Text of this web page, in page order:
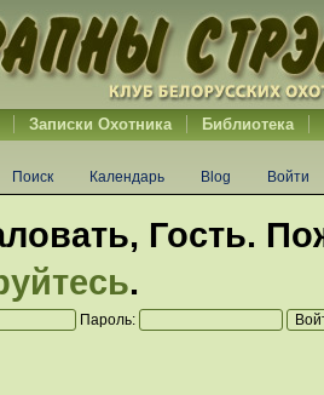
Записки Охотника Библиотека
Поиск Календарь Blog Войти
Гость.
.
Пароль: